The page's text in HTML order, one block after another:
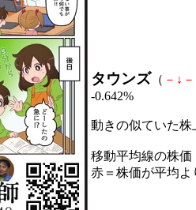
タウンズ （ － ↓ －
-0.642%
動きの似ていた
移動平均線の株価
赤＝株価が平均